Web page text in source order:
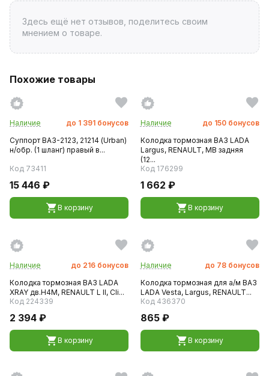
Здесь ещё нет отзывов, поделитесь своим
мнением о товаре.
Похожие товары
Наличие до 1 391 бонусов
Суппорт ВАЗ-2123, 21214 (Urban)
н/обр. (1 шланг) правый в...
Код 73411
15 446 ₽
В корзину
Наличие до 150 бонусов
Колодка тормозная ВАЗ LADA
Largus, RENAULT, MB задняя
(12...
Код 176299
1 662 ₽
В корзину
Наличие до 216 бонусов
Колодка тормозная ВАЗ LADA
XRAY дв.H4M, RENAULT L II, Cli...
Код 224339
2 394 ₽
В корзину
Наличие до 78 бонусов
Колодка тормозная для а/м ВАЗ
LADA Vesta, Largus, RENAULT...
Код 436370
865 ₽
В корзину